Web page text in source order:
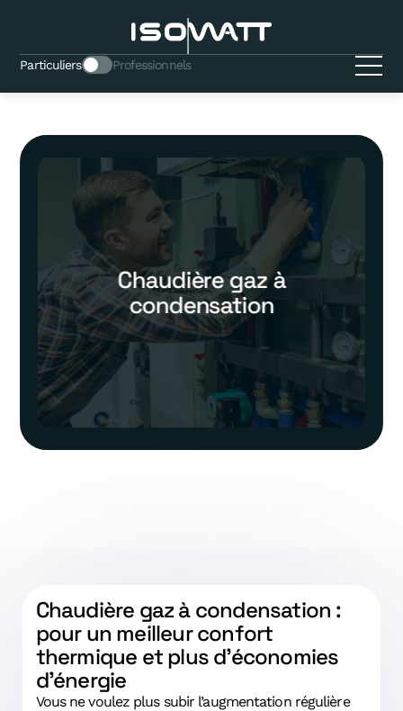
Particuliers Professionnels
Chaudière gaz à
condensation
Chaudière gaz à condensation :
pour un meilleur confort
thermique et plus d’économies
d’énergie
Vous ne voulez plus subir l’augmentation régulière